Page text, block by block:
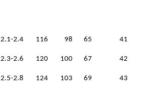
41
65
98
116
2.1-2.4
42
67
100
120
2.3-2.6
43
69
103
124
2.5-2.8